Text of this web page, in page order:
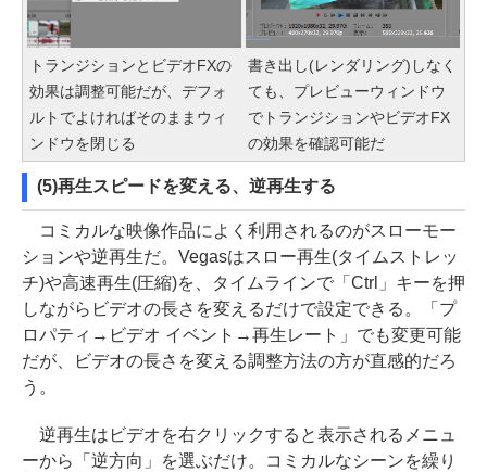
トランジションとビデオFXの
効果は調整可能だが、デフォ
ルトでよければそのままウィ
ンドウを閉じる
書き出し(レンダリング)しなく
ても、プレビューウィンドウ
でトランジションやビデオFX
の効果を確認可能だ
(5)再生スピードを変える、逆再生する
コミカルな映像作品によく利用されるのがスローモー
ションや逆再生だ。Vegasはスロー再生(タイムストレッ
チ)や高速再生(圧縮)を、タイムラインで「Ctrl」キーを押
しながらビデオの長さを変えるだけで設定できる。「プ
ロパティ→ビデオ イベント→再生レート」でも変更可能
だが、ビデオの長さを変える調整方法の方が直感的だろ
う。
逆再生はビデオを右クリックすると表示されるメニュ
ーから「逆方向」を選ぶだけ。コミカルなシーンを繰り